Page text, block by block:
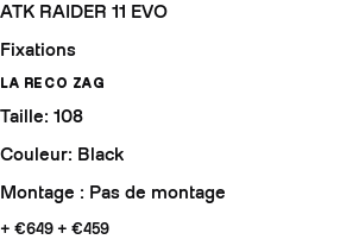
ATK RAIDER 11 EVO
Fixations
LA RECO ZAG
Taille: 108
Couleur: Black
Montage : Pas de montage
+ €649 + €459